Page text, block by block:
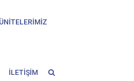
İLETİŞİM